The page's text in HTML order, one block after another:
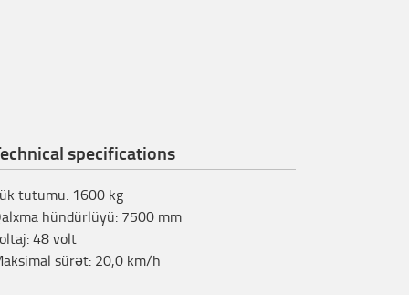
specifications
tutumu: 1600 kg
hündürlüyü: 7500 mm
:48volt
sürət: 20,0 km/h